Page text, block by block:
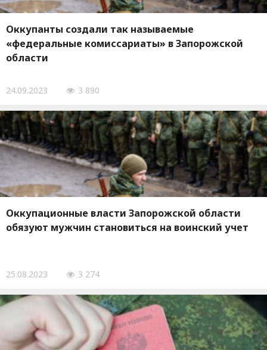
Оккупанты создали так называемые
«федеральные комиссариаты» в Запорожской
области
24.09.2023 3 890
Оккупационные власти Запорожской области
обязуют мужчин становиться на воинский учет
25.08.2023 3 274